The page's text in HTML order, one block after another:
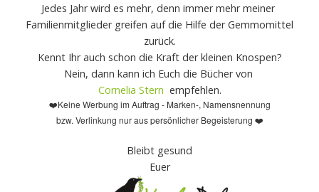
Jedes Jahr wird es mehr, denn immer mehr meiner
Familienmitglieder greifen auf die Hilfe der Gemmomittel
zurück.
Kennt Ihr auch schon die Kraft der kleinen Knospen?
Nein, dann kann ich Euch die Bücher von
Cornelia Stern empfehlen.
❤️Keine Werbung im Auftrag - Marken-, Namensnennung
bzw. Verlinkung nur aus persönlicher Begeisterung ❤️
Bleibt gesund
Euer